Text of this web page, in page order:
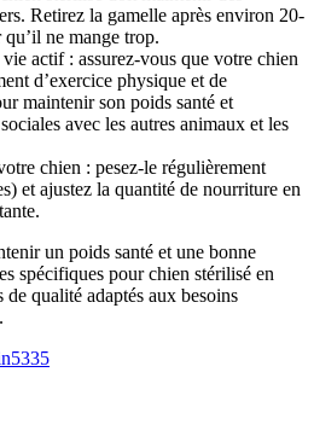
Retirez la gamelle après environ 20-
ne mange trop.
actif : assurez-vous que votre chien
d’exercice physique et de
maintenir son poids santé et
avec les autres animaux et les
chien : pesez-le régulièrement
et ajustez la quantité de nourriture en
un poids santé et une bonne
spécifiques pour chien stérilisé en
qualité adaptés aux besoins